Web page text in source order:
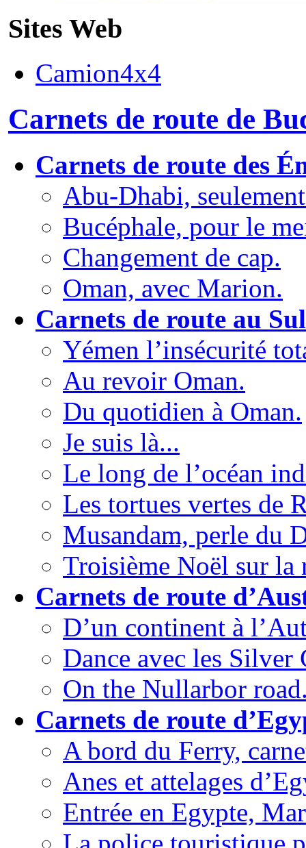
Sites Web
Camion4x4
Carnets de route de
Carnets de route des
Abu-Dhabi,
Bucéphale, pour le
Changement de cap.
Oman, avec Marion.
Carnets de route au
Yémen l’insécurité
Au revoir Oman.
Du quotidien à Oman.
Je suis là...
Le long de l’océan
Les tortues vertes de
Musandam, perle du
Troisième Noël sur la
Carnets de route
D’un continent à
Dance avec les Silver
On the Nullarbor
Carnets de route
A bord du Ferry,
Anes et attelages
Entrée en Egypte,